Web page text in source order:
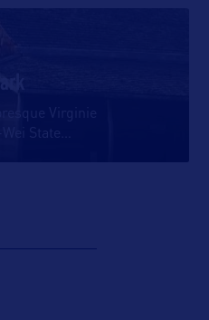
Virginie
State